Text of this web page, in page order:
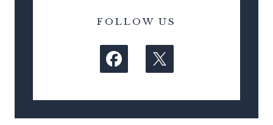
FOLLOW US